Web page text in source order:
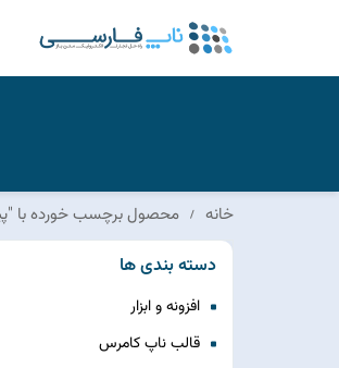
خانه محصول برچسب خورده با
دسته بندی ها
افزونه و ابزار
قالب ناپ کامرس